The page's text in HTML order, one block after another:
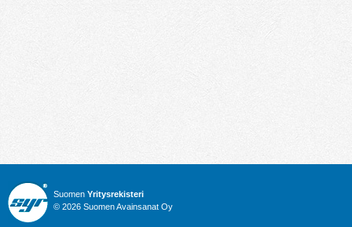
Suomen Yritysrekisteri
© 2026 Suomen Avainsanat Oy